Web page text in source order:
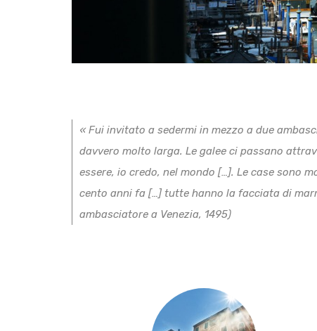
« Fui invitato a sedermi in mezzo a due
davvero molto larga. Le galee ci passano
essere, io credo, nel mondo […]. Le case sono
cento anni fa […] tutte hanno la facciata di
ambasciatore a Venezia, 1495)